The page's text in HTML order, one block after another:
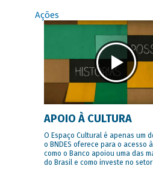
Ações
APOIO À CULTURA
O Espaço Cultural é apenas um
o BNDES oferece para o acesso
como o Banco apoiou uma das
do Brasil e como investe no